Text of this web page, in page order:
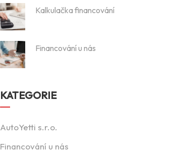
Kalkulačka financování
Financování u nás
KATEGORIE
AutoYetti s.r.o.
Financování u nás